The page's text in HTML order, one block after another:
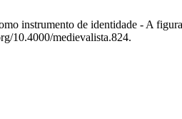
instrumento de identidade - A
10.4000/medievalista.824.